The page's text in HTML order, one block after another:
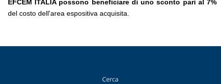
EFCEM ITALIA possono beneficiare di uno sconto pari al 7%
del costo dell'area espositiva acquisita.
Cerca